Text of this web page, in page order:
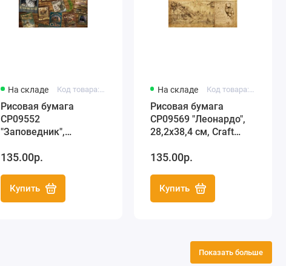
На складе
Рисовая бумага
CP09552
"Заповедник",
Premier (Россия)
135.00р.
Купить
На складе
Рисовая бумага
CP09569 "Леонардо",
28,2х38,4 см, Craft
135.00р.
Купить
Показать больше